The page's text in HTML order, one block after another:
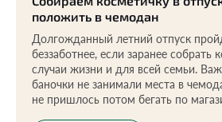
положить в чемодан
Долгожданный летний отпуск
беззаботнее, если заранее собрать
случаи жизни и для всей семьи.
баночки не занимали места в
не пришлось потом бегать по